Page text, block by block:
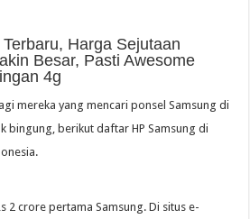
Harga Sejutaan
Besar, Pasti Awesome
4g
mereka yang mencari ponsel Samsung di
bingung, berikut daftar HP Samsung di
2 crore pertama Samsung. Di situs e-